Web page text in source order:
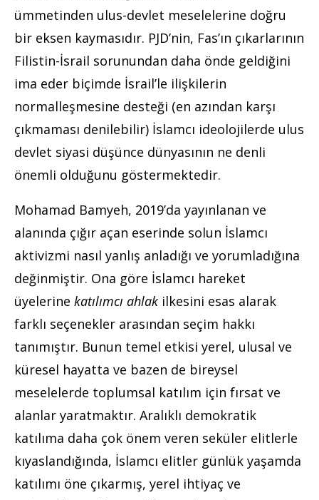
ümmetinden ulus-devlet meselelerine doğru
bir eksen kaymasıdır. PJD’nin, Fas’ın çıkarlarının
Filistin-İsrail sorunundan daha önde geldiğini
ima eder biçimde İsrail’le ilişkilerin
normalleşmesine desteği (en azından karşı
çıkmaması denilebilir) İslamcı ideolojilerde ulus
devlet siyasi düşünce dünyasının ne denli
önemli olduğunu göstermektedir.
Mohamad Bamyeh, 2019’da yayınlanan ve
alanında çığır açan eserinde solun İslamcı
aktivizmi nasıl yanlış anladığı ve yorumladığına
değinmiştir. Ona göre İslamcı hareket
üyelerine katılımcı ahlak ilkesini esas alarak
farklı seçenekler arasından seçim hakkı
tanımıştır. Bunun temel etkisi yerel, ulusal ve
küresel hayatta ve bazen de bireysel
meselelerde toplumsal katılım için fırsat ve
alanlar yaratmaktır. Aralıklı demokratik
katılıma daha çok önem veren seküler elitlerle
kıyaslandığında, İslamcı elitler günlük yaşamda
katılımı öne çıkarmış, yerel ihtiyaç ve